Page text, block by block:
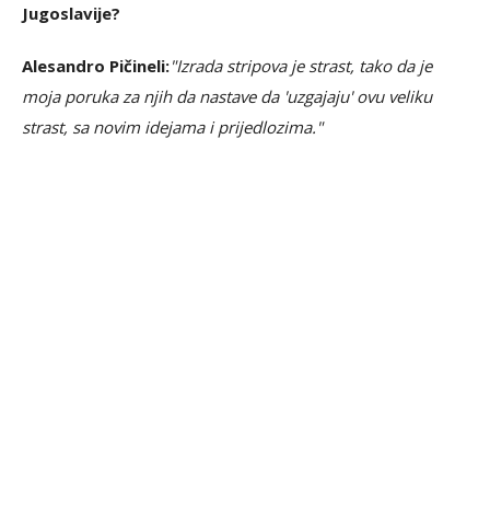
Jugoslavije?
Alesandro Pičineli:"Izrada stripova je strast, tako da je
moja poruka za njih da nastave da 'uzgajaju' ovu veliku
strast, sa novim idejama i prijedlozima."